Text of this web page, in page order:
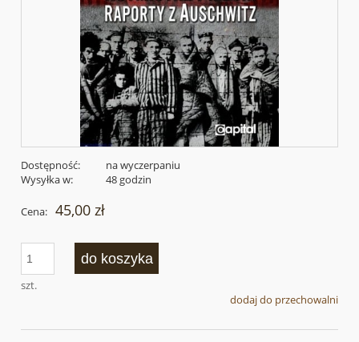
Dostępność:
na wyczerpaniu
Wysyłka w:
48 godzin
Cena: 45,00 zł
szt.
do koszyka
dodaj do przechowalni